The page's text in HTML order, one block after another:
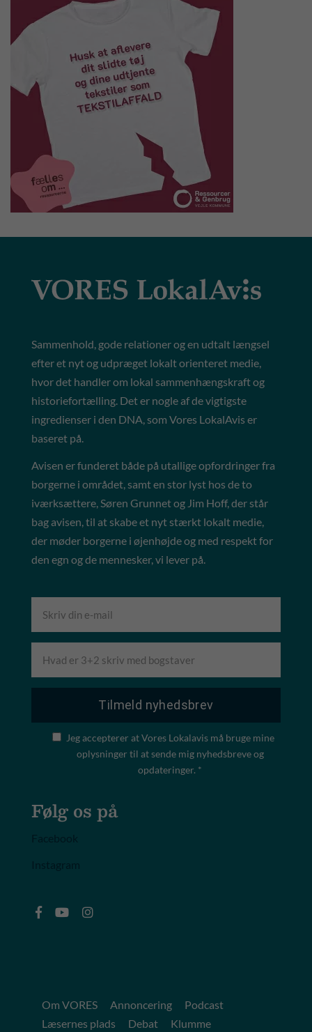
Sammenhold, gode relationer og en udtalt længsel
efter et nyt og udpræget lokalt orienteret medie,
hvor det handler om lokal sammenhængskraft og
historiefortælling. Det er nogle af de vigtigste
ingredienser i den DNA, som Vores LokalAvis er
baseret på.
Avisen er funderet både på utallige opfordringer fra
borgerne i området, samt en stor lyst hos de to
iværksættere, Søren Grunnet og Jim Hoff, der står
bag avisen, til at skabe et nyt stærkt lokalt medie,
der møder borgerne i øjenhøjde og med respekt for
den egn og de mennesker, vi lever på.
Jeg accepterer at Vores Lokalavis må bruge mine
oplysninger til at sende mig nyhedsbreve og
opdateringer. *
Følg os på
Om VORES Annoncering
Podcast
Læsernes plads
Debat Klumme